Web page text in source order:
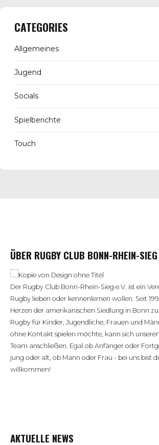
CATEGORIES
Allgemeines
Jugend
Socials
Spielberichte
Touch
ÜBER RUGBY CLUB BONN-RHEIN-SIEG
Der Rugby Club Bonn-Rhein-Sieg e.V. ist ein
Rugby lieben oder kennenlernen wollen. Seit
Herzen der amerikanischen Siedlung in Bonn
Rugby für Kinder, Jugendliche, Frauen und
ohne Kontakt spielen möchte, kann sich
Team anschließen. Egal ob Anfänger oder
jung oder alt, ob Mann oder Frau - bei uns bist
willkommen!
AKTUELLE NEWS